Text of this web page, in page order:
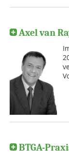
Axel van
BTGA-